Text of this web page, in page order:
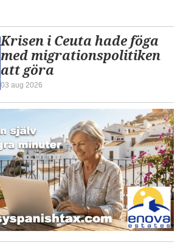
Krisen i Ceuta hade föga
med migrationspolitiken
att göra
03 aug 2026